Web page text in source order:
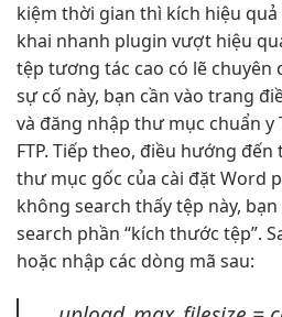
kiệm thời gian thì kích hiệu quả
khai nhanh plugin vượt hiệu
tệp tương tác cao có lẽ chuyên
sự cố này, bạn cần vào trang
và đăng nhập thư mục chuẩn y
FTP. Tiếp theo, điều hướng
thư mục gốc của cài đặt Word
không search thấy tệp này,
search phần “kích thước tệp”.
hoặc nhập các dòng mã sau: